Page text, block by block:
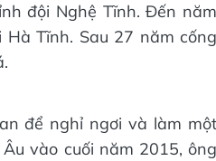
đội Nghệ Tĩnh. Đến năm
Tĩnh. Sau 27 năm cống
để nghỉ ngơi và làm một
vào cuối năm 2015, ông